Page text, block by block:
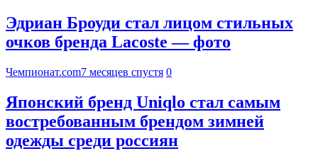
Эдриан Броуди стал лицом стильных
очков бренда Lacoste — фото
Чемпионат.com7 месяцев спустя 0
Японский бренд Uniqlo стал самым
востребованным брендом зимней
одежды среди россиян